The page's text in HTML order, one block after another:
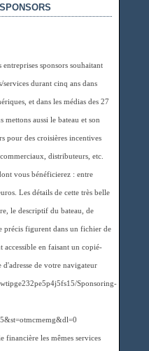
sponsors souhaitant
durant cinq ans dans
et dans les médias des 27
mettons aussi le bateau et son
pour des croisières incentives
distributeurs, etc.
vous bénéficierez : entre
Les détails de cette très belle
le descriptif du bateau, de
précis figurent dans un fichier de
accessible en faisant un copié-
de votre navigateur
Sponsoring-
financière les mêmes services